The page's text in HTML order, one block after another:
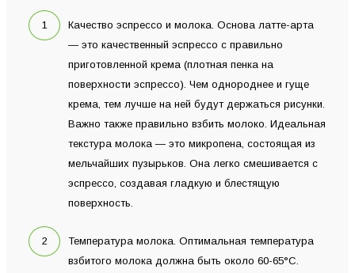
Качество эспрессо и молока. Основа латте-арта
— это качественный эспрессо с правильно
приготовленной крема (плотная пенка на
поверхности эспрессо). Чем однороднее и гуще
крема, тем лучше на ней будут держаться рисунки.
Важно также правильно взбить молоко. Идеальная
текстура молока — это микропена, состоящая из
мельчайших пузырьков. Она легко смешивается с
эспрессо, создавая гладкую и блестящую
поверхность.
Температура молока. Оптимальная температура
взбитого молока должна быть около 60-65°C.